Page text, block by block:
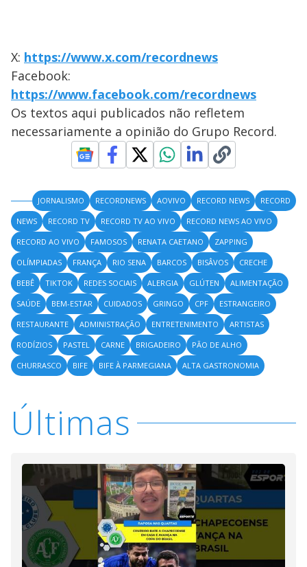
X: https://www.x.com/recordnews
Facebook:
https://www.facebook.com/recordnews
Os textos aqui publicados não refletem
necessariamente a opinião do Grupo Record.
JORNALISMO RECORDNEWS AOVIVO RECORD NEWS
RECORD
NEWS
RECORD TV RECORD TV AO VIVO
RECORD NEWS AO VIVO
RECORD AO VIVO
FAMOSOS RENATA CAETANO
ZAPPING
OLÍMPIADAS
FRANÇA RIO SENA BARCOS BISÂVOS
CRECHE
BEBÊ
TIKTOK REDES SOCIAIS ALERGIA GLÚTEN
ALIMENTAÇÃO
SAÚDE
BEM-ESTAR CUIDADOS GRINGO CPF
ESTRANGEIRO
RESTAURANTE
ADMINISTRAÇÃO ENTRETENIMENTO
ARTISTAS
RODÍZIOS
PASTEL CARNE BRIGADEIRO
PÃO DE ALHO
CHURRASCO
BIFE BIFE À PARMEGIANA ALTA GASTRONOMIA
Últimas